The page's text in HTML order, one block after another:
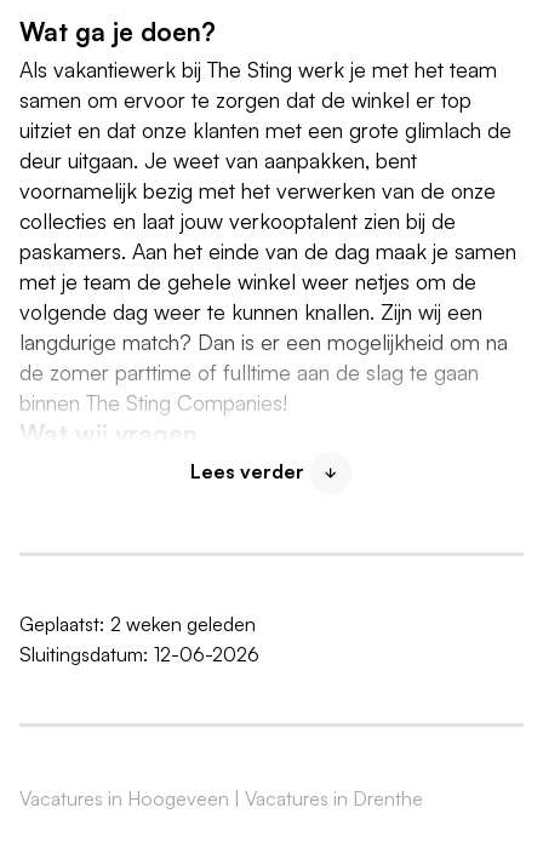
Wat ga je doen?
Als vakantiewerk bij The Sting werk je met het team
samen om ervoor te zorgen dat de winkel er top
uitziet en dat onze klanten met een grote glimlach de
deur uitgaan. Je weet van aanpakken, bent
voornamelijk bezig met het verwerken van de onze
collecties en laat jouw verkooptalent zien bij de
paskamers. Aan het einde van de dag maak je samen
met je team de gehele winkel weer netjes om de
volgende dag weer te kunnen knallen. Zijn wij een
langdurige match? Dan is er een mogelijkheid om na
de zomer parttime of fulltime aan de slag te gaan
binnen The Sting Companies!
Wat wij vragen
Je bent minimaal 16 jaar oud en flexibel inzetbaar.
steekt de handen uit de mouwen.
Passie voor fashion én zin in gezelligheid op de
sfeer minstens zo belangrijk als goede sales.
van The Sting.
Lees verder
Geplaatst: 2 weken geleden
Sluitingsdatum: 12-06-2026
Vacatures in Hoogeveen Vacatures in Drenthe